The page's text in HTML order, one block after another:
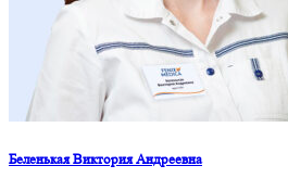
Беленькая Виктория Андреевна